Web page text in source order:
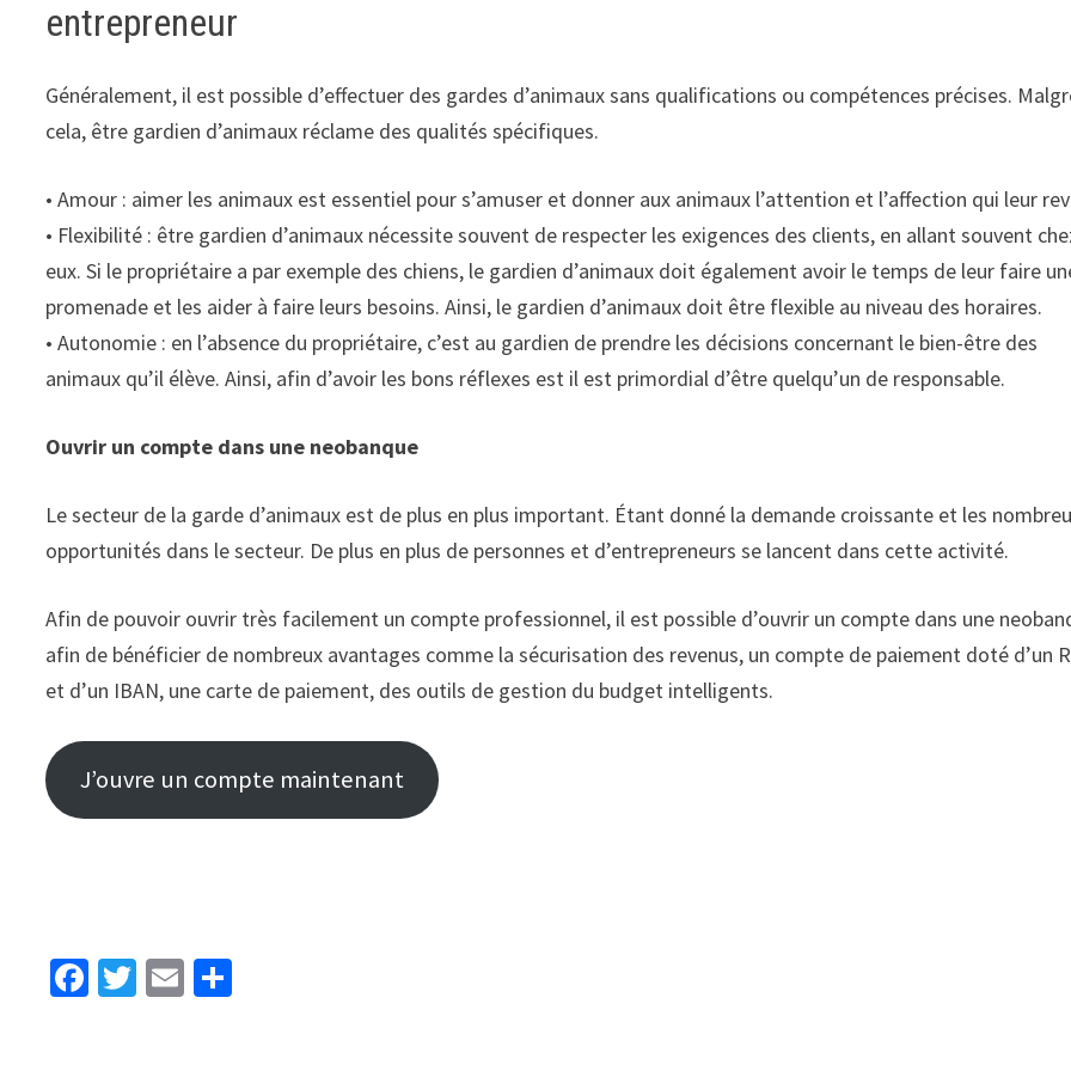
entrepreneur
Généralement, il est possible d’effectuer des gardes d’animaux sans qualifications ou compétences précises.
cela, être gardien d’animaux réclame des qualités spécifiques.
• Amour : aimer les animaux est essentiel pour s’amuser et donner aux animaux l’attention et l’affection qui leur
• Flexibilité : être gardien d’animaux nécessite souvent de respecter les exigences des clients, en allant souvent
eux. Si le propriétaire a par exemple des chiens, le gardien d’animaux doit également avoir le temps de leur faire
promenade et les aider à faire leurs besoins. Ainsi, le gardien d’animaux doit être flexible au niveau des horaires.
• Autonomie : en l’absence du propriétaire, c’est au gardien de prendre les décisions concernant le bien-être des
animaux qu’il élève. Ainsi, afin d’avoir les bons réflexes est il est primordial d’être quelqu’un de responsable.
Ouvrir un compte dans une neobanque
Le secteur de la garde d’animaux est de plus en plus important. Étant donné la demande croissante et les
opportunités dans le secteur. De plus en plus de personnes et d’entrepreneurs se lancent dans cette activité.
Afin de pouvoir ouvrir très facilement un compte professionnel, il est possible d’ouvrir un compte dans une
afin de bénéficier de nombreux avantages comme la sécurisation des revenus, un compte de paiement doté d’un
et d’un IBAN, une carte de paiement, des outils de gestion du budget intelligents.
J’ouvre un compte maintenant
Fa T
E